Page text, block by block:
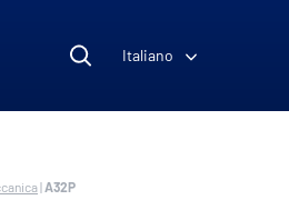
Italiano
|A32P